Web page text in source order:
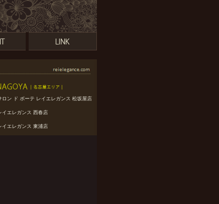
ロン ド ボーテ レイエレガンス 松坂屋店
イエレガンス 西春店
イエレガンス 東浦店